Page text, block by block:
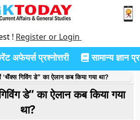
! Register or Login
अफेयर्स प्रश्नोत्तरी सामान्य ज्ञान
‘थैंक्स गिविंग डे” का ऐलान कब किया गया था?
डे” का ऐलान कब किया गया
था?